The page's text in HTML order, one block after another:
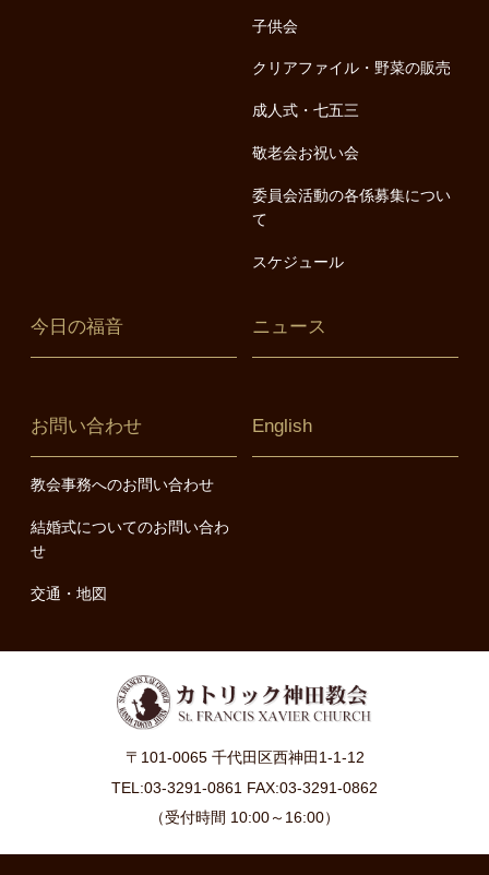
子供会
クリアファイル・野菜の販売
成人式・七五三
敬老会お祝い会
委員会活動の各係募集につい
て
スケジュール
今日の福音 ニュース
お問い合わせ
教会事務へのお問い合わせ
結婚式についてのお問い合わ
せ
交通・地図
English
〒101-0065 千代田区西神田1-1-12
TEL:03-3291-0861 FAX:03-3291-0862
（受付時間 10:00～16:00）